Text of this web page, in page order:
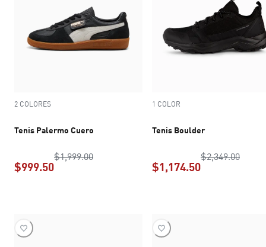
2 COLORES
Tenis Palermo Cuero
$1,999.00precio original $1,999.00
$999.50
1 COLOR
Tenis Boulder
$2,349.00
$1,174.50